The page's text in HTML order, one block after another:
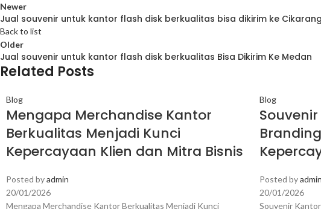
Newer
Jual souvenir untuk kantor flash disk berkualitas bisa dikirim ke Cikarang
Back to list
Older
Jual souvenir untuk kantor flash disk berkualitas Bisa Dikirim Ke Medan
Related Posts
Blog
Mengapa Merchandise Kantor
Berkualitas Menjadi Kunci
Kepercayaan Klien dan Mitra Bisnis
Posted byadmin
20/01/2026
Mengapa Merchandise Kantor Berkualitas Menjadi Kunci
Blog
Posted byadmin
20/01/2026
Souvenir